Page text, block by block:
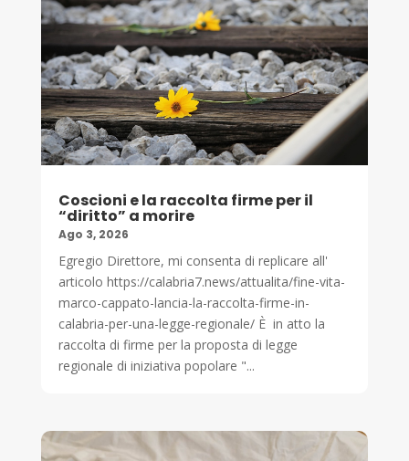
Coscioni e la raccolta firme per il
“diritto” a morire
Ago 3, 2026
Egregio Direttore, mi consenta di replicare all'
articolo https://calabria7.news/attualita/fine-vita-
marco-cappato-lancia-la-raccolta-firme-in-
calabria-per-una-legge-regionale/ È in atto la
raccolta di firme per la proposta di legge
regionale di iniziativa popolare "...